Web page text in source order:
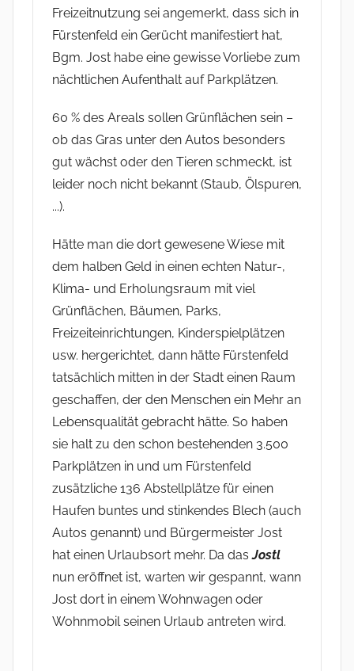
Freizeitnutzung sei angemerkt, dass sich in
Fürstenfeld ein Gerücht manifestiert hat,
Bgm. Jost habe eine gewisse Vorliebe zum
nächtlichen Aufenthalt auf Parkplätzen.
60 % des Areals sollen Grünflächen sein –
ob das Gras unter den Autos besonders
gut wächst oder den Tieren schmeckt, ist
leider noch nicht bekannt (Staub, Ölspuren,
...).
Hätte man die dort gewesene Wiese mit
dem halben Geld in einen echten Natur-,
Klima- und Erholungsraum mit viel
Grünflächen, Bäumen, Parks,
Freizeiteinrichtungen, Kinderspielplätzen
usw. hergerichtet, dann hätte Fürstenfeld
tatsächlich mitten in der Stadt einen Raum
geschaffen, der den Menschen ein Mehr an
Lebensqualität gebracht hätte. So haben
sie halt zu den schon bestehenden 3.500
Parkplätzen in und um Fürstenfeld
zusätzliche 136 Abstellplätze für einen
Haufen buntes und stinkendes Blech (auch
Autos genannt) und Bürgermeister Jost
hat einen Urlaubsort mehr. Da dasJostl
nun eröffnet ist, warten wir gespannt, wann
Jost dort in einem Wohnwagen oder
Wohnmobil seinen Urlaub antreten wird.